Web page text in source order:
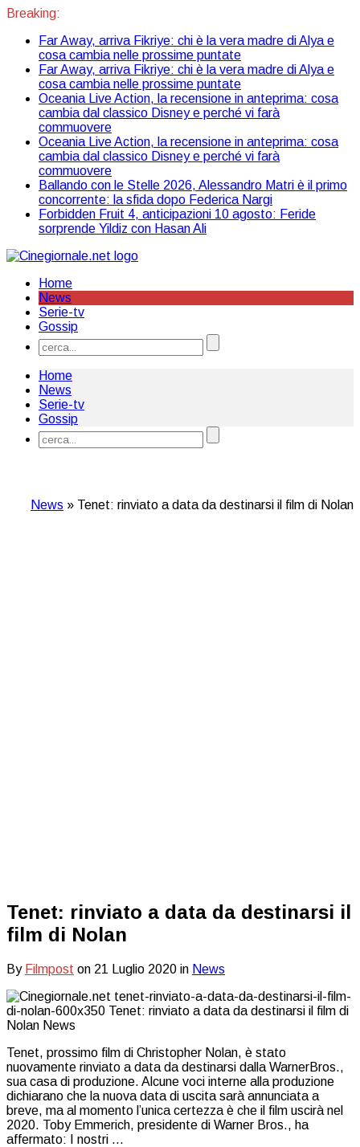
Breaking:
Far Away, arriva Fikriye: chi è la vera madre di Alya e
cosa cambia nelle prossime puntate
Far Away, arriva Fikriye: chi è la vera madre di Alya e
cosa cambia nelle prossime puntate
Oceania Live Action, la recensione in anteprima: cosa
cambia dal classico Disney e perché vi farà
commuovere
Oceania Live Action, la recensione in anteprima: cosa
cambia dal classico Disney e perché vi farà
commuovere
Ballando con le Stelle 2026, Alessandro Matri è il primo
concorrente: la sfida dopo Federica Nargi
Forbidden Fruit 4, anticipazioni 10 agosto: Feride
sorprende Yildiz con Hasan Ali
Home
News
Serie-tv
Gossip
Home
News
Serie-tv
Gossip
News » Tenet: rinviato a data da destinarsi il film di Nolan
Tenet: rinviato a data da destinarsi il
film di Nolan
By Filmpost on 21 Luglio 2020 in News
Tenet, prossimo film di Christopher Nolan, è stato
nuovamente rinviato a data da destinarsi dalla WarnerBros.,
sua casa di produzione. Alcune voci interne alla produzione
dichiarano che la nuova data di uscita sarà annunciata a
breve, ma al momento l’unica certezza è che il film uscirà nel
2020. Toby Emmerich, presidente di Warner Bros., ha
affermato: I nostri …